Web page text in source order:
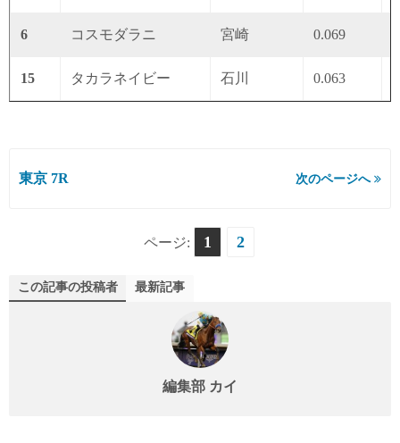
6 コスモダラニ 宮崎 0.069
15 タカラネイビー 石川 0.063
東京 7R 次のページへ
ページ: 1 2
この記事の投稿者 最新記事
編集部 カイ